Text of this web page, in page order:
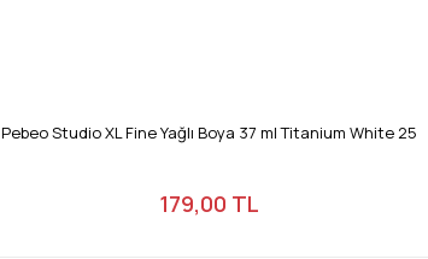
Pebeo Studio XL Fine Yağlı Boya 37 ml Titanium White 25
179,00 TL